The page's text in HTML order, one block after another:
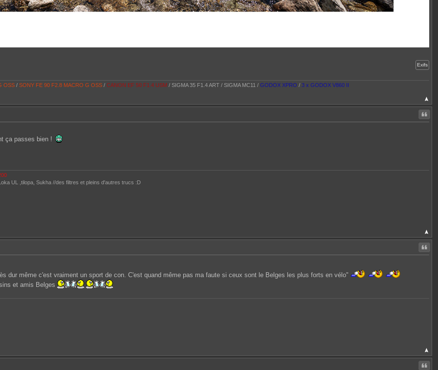
Exifs
OSS / SONY FE 90 F2.8 MACRO G OSS / CANON EF 50 F1.4 USM / SIGMA 35 F1.4 ART / SIGMA MC11 / GODOX XPRO / 3 x GODOX V860 II
Citer
ça passes bien !
UL ,tilopa, Sukha //des filtres et pleins d'autres trucs :D
Citer
dur même c'est vraiment un sport de con. C'est quand même pas ma faute si ceux sont le Belges les plus forts en vélo"
et amis Belges
Citer